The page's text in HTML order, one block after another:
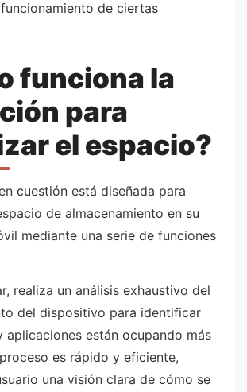
de ciertas
funciona la
para
el espacio?
cuestión está diseñada para
de almacenamiento en su
mediante una serie de funciones
realiza un análisis exhaustivo del
del dispositivo para identificar
aplicaciones están ocupando más
es rápido y eficiente,
una visión clara de cómo se